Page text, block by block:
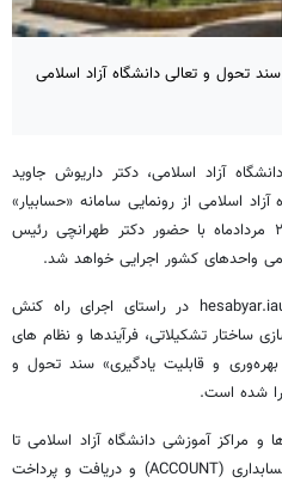
تحول و تعالی دانشگاه آزاد اسلامی
آزاد اسلامی، دکتر داریوش جاوید
اسلامی از رونمایی سامانه «حسابیار»
خبر داد و گفت: سامانه «حسابیار» ۲۹ مردادماه با حضور دکتر طهرانچی رئیس
واحدهای کشور اجرایی خواهد شد.
وی گفت: این سامانه به نشانی hesabyar.iau.ir در راستای اجرای راه کنش
ساختار تشکیلاتی، فرآیندها و نظام های
بهره‌وری و قابلیت یادگیری» سند تحول و
شده است.
و مراکز آموزشی دانشگاه آزاد اسلامی تا
پیش از این از طریق نرم افزار های حسابداری (ACCOUNT) و دریافت و پرداخت